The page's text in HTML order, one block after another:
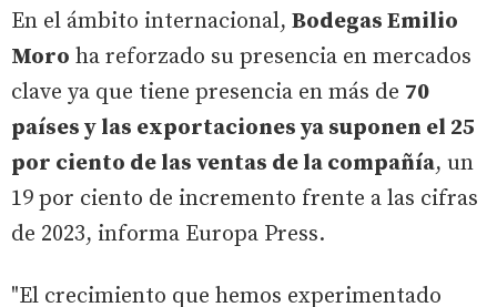
En el ámbito internacional, Bodegas Emilio
Moro ha reforzado su presencia en mercados
clave ya que tiene presencia en más de 70
países y las exportaciones ya suponen el 25
por ciento de las ventas de la compañía, un
19 por ciento de incremento frente a las cifras
de 2023, informa Europa Press.
"El crecimiento que hemos experimentado